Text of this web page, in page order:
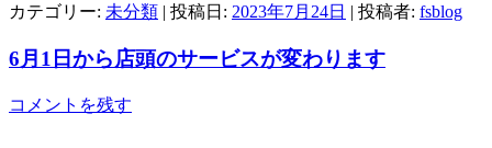
カテゴリー: 未分類 | 投稿日: 2023年7月24日 | 投稿者: fsblog
6月1日から店頭のサービスが変わります
コメントを残す